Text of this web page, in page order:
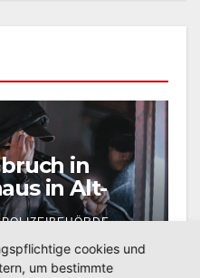
in
in Alt-
sucht
cookies und
um bestimmte